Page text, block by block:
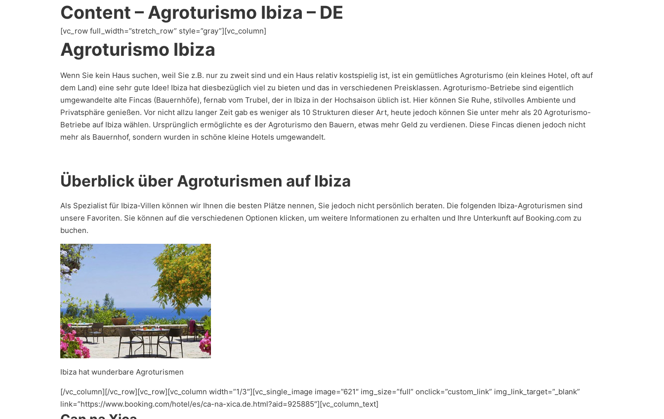
Content – Agroturismo Ibiza – DE
[vc_row full_width=”stretch_row” style=”gray”][vc_column]
Agroturismo Ibiza
Wenn Sie kein Haus suchen, weil Sie z.B. nur zu zweit sind und ein Haus relativ kostspielig ist, ist ein gemütliches Agroturismo (ein kleines Hotel, oft auf
dem Land) eine sehr gute Idee! Ibiza hat diesbezüglich viel zu bieten und das in verschiedenen Preisklassen. Agroturismo-Betriebe sind eigentlich
umgewandelte alte Fincas (Bauernhöfe), fernab vom Trubel, der in Ibiza in der Hochsaison üblich ist. Hier können Sie Ruhe, stilvolles Ambiente und
Privatsphäre genießen. Vor nicht allzu langer Zeit gab es weniger als 10 Strukturen dieser Art, heute jedoch können Sie unter mehr als 20 Agroturismo-
Betriebe auf Ibiza wählen. Ursprünglich ermöglichte es der Agroturismo den Bauern, etwas mehr Geld zu verdienen. Diese Fincas dienen jedoch nicht
mehr als Bauernhof, sondern wurden in schöne kleine Hotels umgewandelt.
Überblick über Agroturismen auf Ibiza
Als Spezialist für Ibiza-Villen können wir Ihnen die besten Plätze nennen, Sie jedoch nicht persönlich beraten. Die folgenden Ibiza-Agroturismen sind
unsere Favoriten. Sie können auf die verschiedenen Optionen klicken, um weitere Informationen zu erhalten und Ihre Unterkunft auf Booking.com zu
buchen.
Ibiza hat wunderbare Agroturismen
[/vc_column][/vc_row][vc_row][vc_column width=”1/3″][vc_single_image image=”621″ img_size=”full” onclick=”custom_link” img_link_target=”_blank”
link=”https://www.booking.com/hotel/es/ca-na-xica.de.html?aid=925885″][vc_column_text]